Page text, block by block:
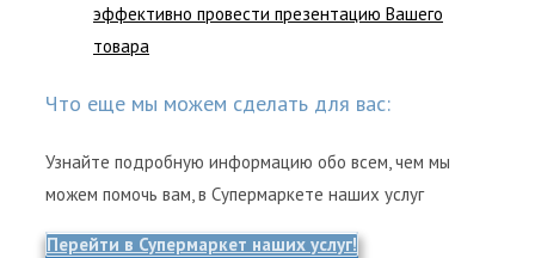
эффективно провести презентацию Вашего
товара
Что еще мы можем сделать для вас:
Узнайте подробную информацию обо всем, чем мы
можем помочь вам, в Супермаркете наших услуг
Перейти в Супермаркет наших услуг!